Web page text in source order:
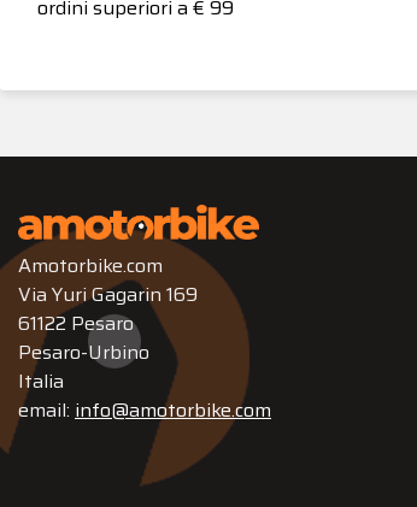
ordini superiori a € 99
Amotorbike.com
Via Yuri Gagarin 169
61122 Pesaro
Pesaro-Urbino
Italia
email: info@amotorbike.com